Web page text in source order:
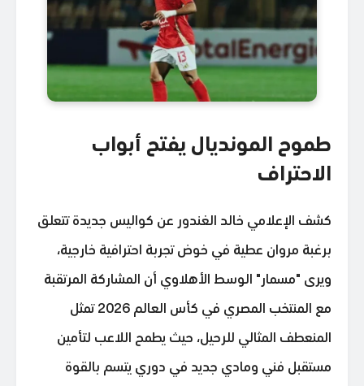
طموح المونديال يفتح أبواب
الاحتراف
كشف الإعلامي خالد الغندور عن كواليس جديدة تتعلق
برغبة مروان عطية في خوض تجربة احترافية خارجية،
ويرى "مسمار" الوسط الأهلاوي أن المشاركة المرتقبة
مع المنتخب المصري في كأس العالم 2026 تمثل
المنعطف المثالي للرحيل، حيث يطمح اللاعب لتأمين
مستقبل فني ومادي جديد في دوري يتسم بالقوة